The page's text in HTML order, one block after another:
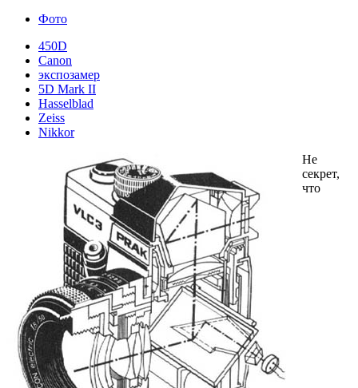
Фото
450D
Canon
экспозамер
5D Mark II
Hasselblad
Zeiss
Nikkor
Не
секрет,
что